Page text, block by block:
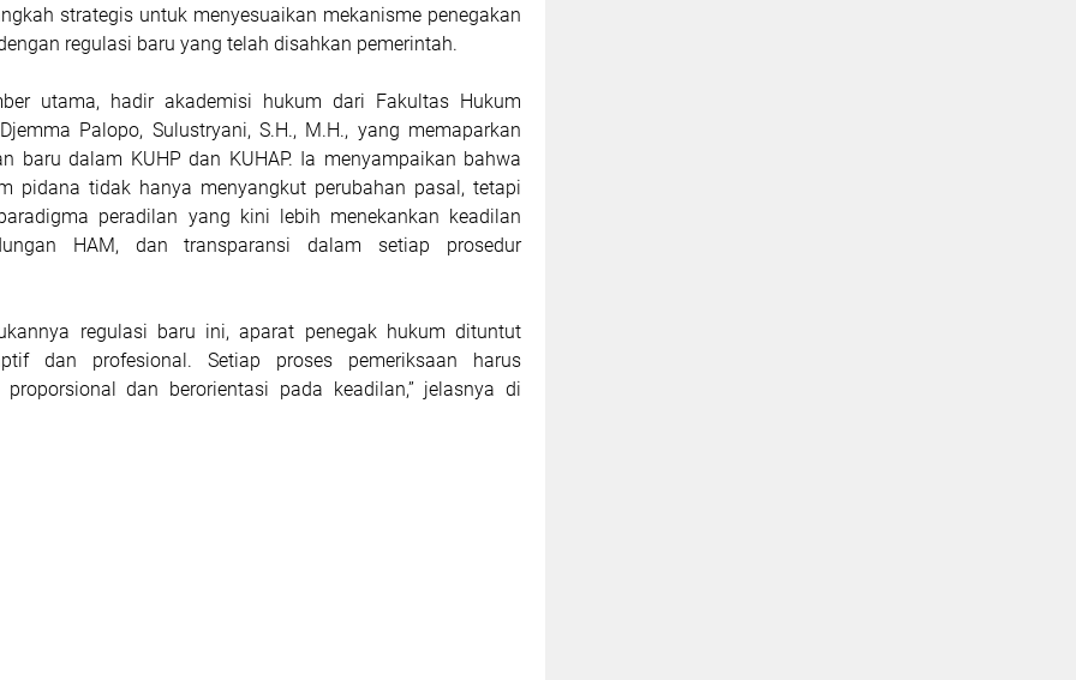
strategis untuk menyesuaikan mekanisme penegakan
regulasi baru yang telah disahkan pemerintah.
utama, hadir akademisi hukum dari Fakultas Hukum
Palopo, Sulustryani, S.H., M.H., yang memaparkan
baru dalam KUHP dan KUHAP. Ia menyampaikan bahwa
pidana tidak hanya menyangkut perubahan pasal, tetapi
peradilan yang kini lebih menekankan keadilan
HAM, dan transparansi dalam setiap prosedur
regulasi baru ini, aparat penegak hukum dituntut
dan profesional. Setiap proses pemeriksaan harus
dan berorientasi pada keadilan,” jelasnya di